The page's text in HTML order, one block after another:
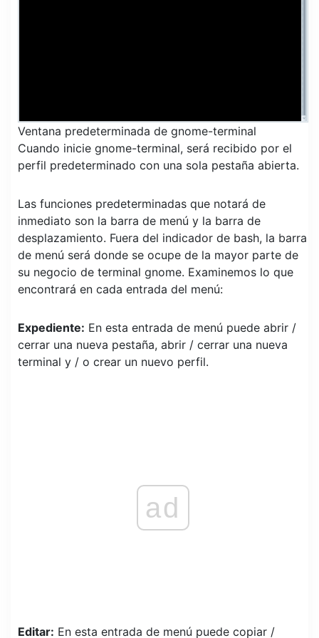
Ventana predeterminada de gnome-terminal
Cuando inicie gnome-terminal, será recibido por el
perfil predeterminado con una sola pestaña abierta.
Las funciones predeterminadas que notará de
inmediato son la barra de menú y la barra de
desplazamiento. Fuera del indicador de bash, la barra
de menú será donde se ocupe de la mayor parte de
su negocio de terminal gnome. Examinemos lo que
encontrará en cada entrada del menú:
Expediente: En esta entrada de menú puede abrir /
cerrar una nueva pestaña, abrir / cerrar una nueva
terminal y / o crear un nuevo perfil.
ad
Editar: En esta entrada de menú puede copiar /